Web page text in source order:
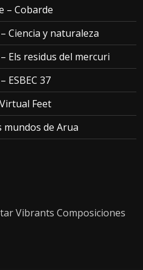
– Cobarde
Ciencia y naturaleza
Els residus del mercuri
ESBEC 37
Feet
mundos de Arua
Vibrants Composiciones